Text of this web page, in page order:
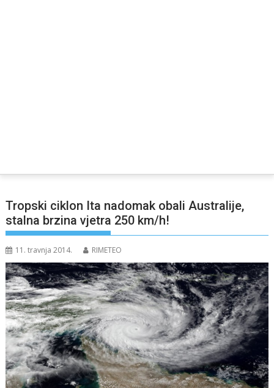
Tropski ciklon Ita nadomak obali Australije,
stalna brzina vjetra 250 km/h!
11. travnja 2014. RIMETEO